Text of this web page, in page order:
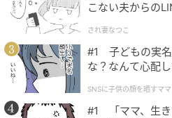
永瀬の元同僚・桐山役の市原
だちでもなく、家族でもなく
も言えない繋がりがある」と
を演じている泉は、「この作
ターに出会えて良かったなと
感謝を語った。
こない夫からの
され妻なつこ
#1 子どもの実名
な？なんて心配し
SNSに子供の顔を晒すママ
#1 「ママ、生き